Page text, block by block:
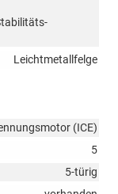
Leichtmetallfelge
(ICE)
5
5-türig